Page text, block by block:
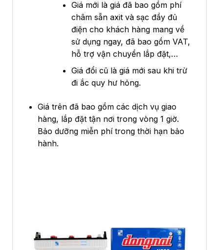
Giá mới là giá đã bao gồm phí
châm sẵn axit và sạc đầy đủ
điện cho khách hàng mang về
sử dụng ngay, đã bao gồm VAT,
hỗ trợ vận chuyển lắp đặt,…
Giá đổi cũ là giá mới sau khi trừ
đi ắc quy hư hỏng.
Giá trên đã bao gồm các dịch vụ giao
hàng, lắp đặt tận nơi trong vòng 1 giờ.
Bảo dưỡng miễn phí trong thời hạn bảo
hành.